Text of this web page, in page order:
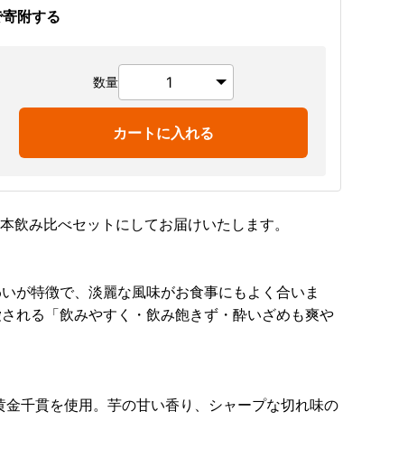
附する
数量
カートに入れる
み比べセットにしてお届けいたします。
が特徴で、淡麗な風味がお食事にもよく合いま
れる「飲みやすく・飲み飽きず・酔いざめも爽や
千貫を使用。芋の甘い香り、シャープな切れ味の